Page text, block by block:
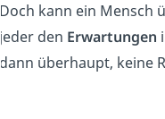
Doch kann ein Mensch
jeder den Erwartungen
dann überhaupt, keine